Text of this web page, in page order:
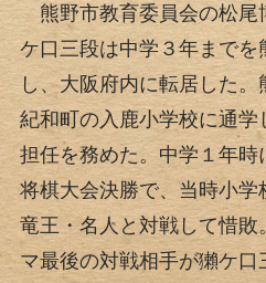
熊野市教育委員会の松尾
ケ口三段は中学３年まで
し、大阪府内に転居した
紀和町の入鹿小学校に通
担任を務めた。中学１年時
将棋大会決勝で、当時小
竜王・名人と対戦して惜敗
マ最後の対戦相手が獺ケ